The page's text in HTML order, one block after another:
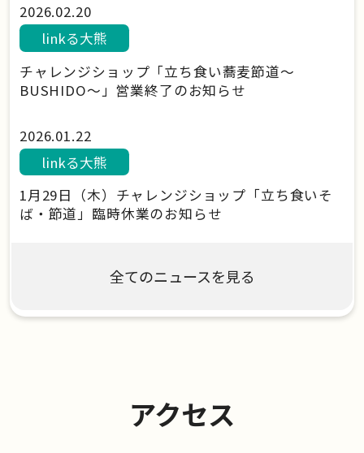
2026.02.20
linkる大熊
チャレンジショップ「立ち食い蕎麦節道～
BUSHIDO～」営業終了のお知らせ
2026.01.22
linkる大熊
1月29日（木）チャレンジショップ「立ち食いそ
ば・節道」臨時休業のお知らせ
全てのニュースを見る
アクセス